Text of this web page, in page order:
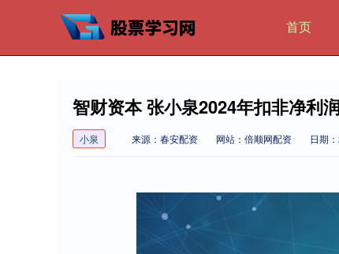
首页
智财资本 张小泉2024年扣非净利
小泉 来源：春安配资 网站：倍顺网配资 日期